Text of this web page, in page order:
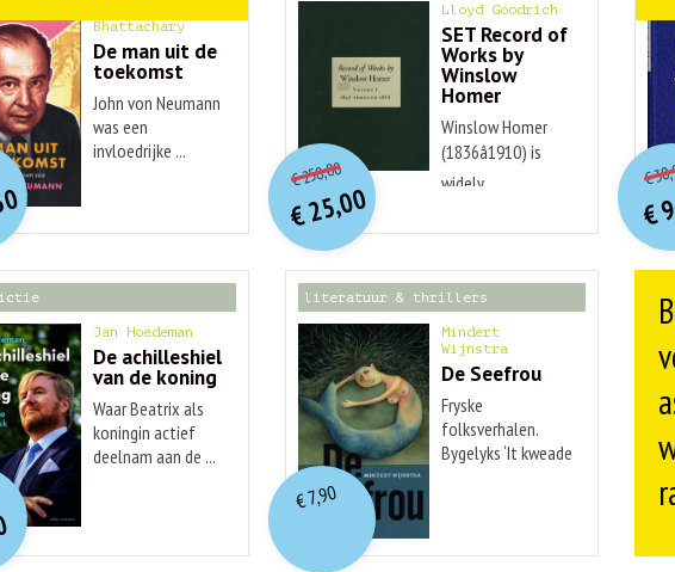
Bhattachary
De man uit de
toekomst
John von Neumann
was een
invloedrijke ...
€ 29,99.
€ 12,50.
Lloyd Goodrich
SET Record of
Works by
Winslow
Homer
Winslow Homer
(1836â1910) is
widely ...
€250,00O
orspr
onkelijke
prijs
was:
€ 250,00.
€25,00
Huidige
prijs
is:
€ 25,00.
€
€
Jan Hoedeman
De achilleshiel
van de koning
Waar Beatrix als
koningin actief
deelnam aan de ...
€ 19,99.
€ 7,90.
literatuur & thrillers
Mindert
Wijnstra
De Seefrou
Fryske
folksverhalen.
Bygelyks ‘It kweade
€7,90